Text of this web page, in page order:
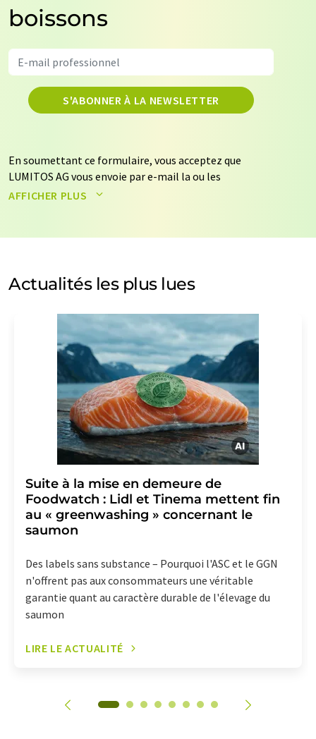
boissons
S'ABONNER À LA NEWSLETTER
En soumettant ce formulaire, vous acceptez que
LUMITOS AG vous envoie par e-mail la ou les
newsletters sélectionnées ci-dessus. Vos données ne
protection des données. LUMITOS peut vous contacter
et d'opinion. Vous pouvez à tout moment révoquer
votre consentement sans indication de motifs à
Allemagne ou par e-mail à
revoke@lumitos.com
effet pour l'avenir. De plus, chaque courriel contient un
lien pour se désabonner de la newsletter
correspondante.
AFFICHER PLUS
Actualités les plus lues
Suite à la mise en demeure de
Foodwatch : Lidl et Tinema mettent fin
au « greenwashing » concernant le
saumon
Des labels sans substance – Pourquoi l'ASC et le GGN
n'offrent pas aux consommateurs une véritable
garantie quant au caractère durable de l'élevage du
saumon
LIRE LE ACTUALITÉ